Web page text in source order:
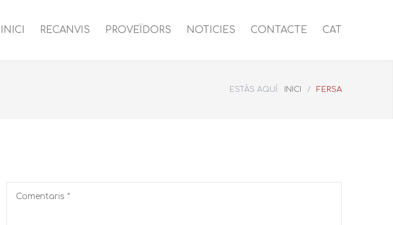
INICI RECANVIS PROVEÏDORS NOTICIES CONTACTE CAT
ESTÀS AQUÍ: INICI / FERSA